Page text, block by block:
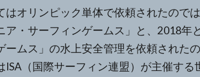
はオリンピック単体で依頼されたので
ア・サーフィンゲームス」と、2018年
ームス」の水上安全管理を依頼された
ISA（国際サーフィン連盟）が主催する